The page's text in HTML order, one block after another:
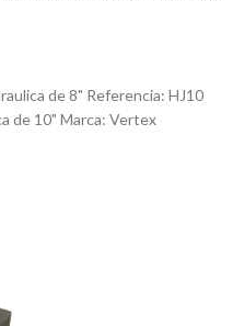
de 8" Referencia: HJ10
de 10" Marca: Vertex